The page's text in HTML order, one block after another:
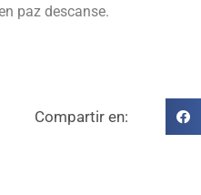
paz descanse.
Compartir en: